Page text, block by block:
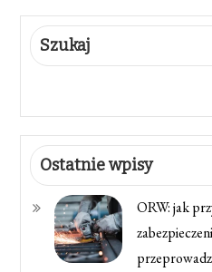
Szukaj
Ostatnie wpisy
ORW: jak